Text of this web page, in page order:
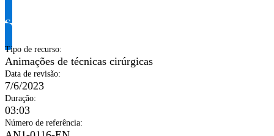
Solicite informação do produto
Tipo de recurso:
Animações de técnicas cirúrgicas
Data de revisão:
7/6/2023
Duração:
03:03
Número de referência: